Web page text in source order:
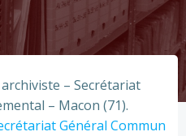
– Secrétariat
– Macon (71).
Général Commun